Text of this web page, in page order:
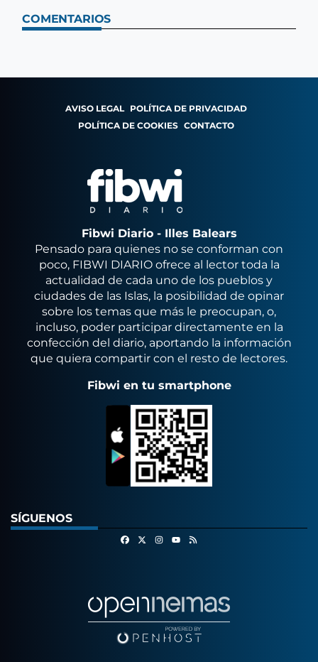
COMENTARIOS
AVISO LEGAL POLÍTICA DE PRIVACIDAD
POLÍTICA DE COOKIES CONTACTO
Fibwi Diario - Illes Balears
Pensado para quienes no se conforman con
poco, FIBWI DIARIO ofrece al lector toda la
actualidad de cada uno de los pueblos y
ciudades de las Islas, la posibilidad de opinar
sobre los temas que más le preocupan, o,
incluso, poder participar directamente en la
confección del diario, aportando la información
que quiera compartir con el resto de lectores.
Fibwi en tu smartphone
SÍGUENOS
FacebookInstagram